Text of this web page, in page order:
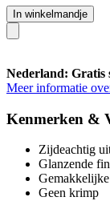
In winkelmandje
Nederland: Gratis
Meer informatie
Kenmerken &
Zijdeachtig
Glanzende
Geen krimp